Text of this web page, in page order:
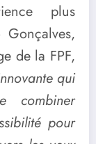
plus
de la FPF,
qui
combiner
pour